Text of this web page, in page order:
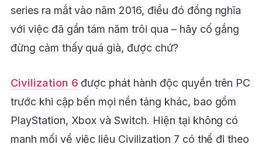
series ra mắt vào năm 2016, điều đó đồng nghĩa
với việc đã gần tám năm trôi qua – hãy cố gắng
đừng cảm thấy quá già, được chứ?
Civilization 6 được phát hành độc quyền trên PC
trước khi cập bến mọi nền tảng khác, bao gồm
PlayStation, Xbox và Switch. Hiện tại không có
manh mối về việc liệu Civilization 7 có thể đi theo